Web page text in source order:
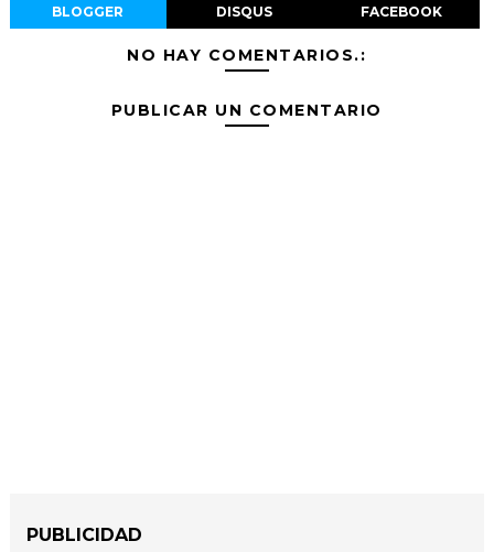
BLOGGER DISQUS FACEBOOK
NO HAY COMENTARIOS.:
PUBLICAR UN COMENTARIO
PUBLICIDAD